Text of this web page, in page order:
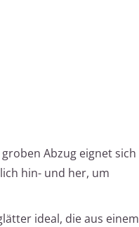
Abzug eignet sich
hin- und her, um
ideal, die aus einem